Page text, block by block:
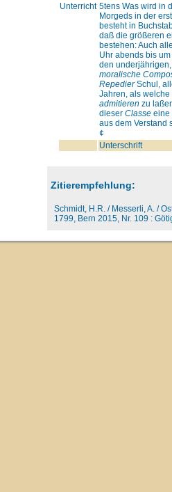
Unterricht 5tens Was wird in
Morgeds in der
besteht in
daß die größeren
bestehen: Auch
Uhr abends bis
den
moralische
RepedierSchul,
Jahren, als
admitieren zu
dieser Classe eine
aus dem Verstand
¢
Unterschrift
Zitierempfehlung:
Schmidt, H.R. / Messerli, A. /
1799, Bern 2015, Nr. 109 :